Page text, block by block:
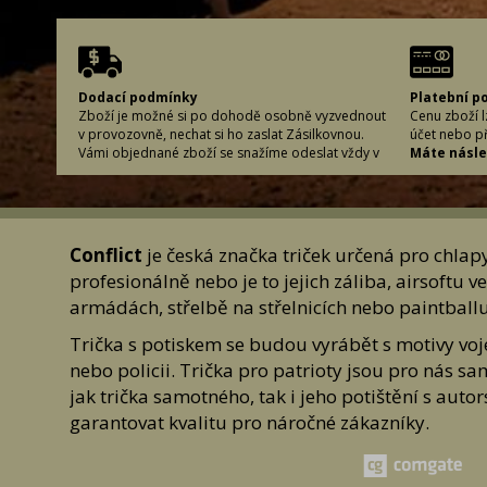
Dodací podmínky
Zboží je možné si po dohodě osobně vyzvednout
v provozovně, nechat si ho zaslat Zásilkovnou.
Vámi objednané zboží se snažíme odeslat vždy v
co nejkratší možné době, aby bylo zboží u Vás
včas. Abychom to mohli zajistit, je důležité, abyste
při vyplňování dodacích údajů řádně vyplnili
špatně adresu či uděláte chybu ve svém příjmení
a zboží nelze doručit.) Proto si, prosím, vyplněné
údaje vždy zkontrolujte, aby se předešlo
případnému zbytečnému zdržení či vrácení Vaší
zásilky.
Jak je uvedeno v záložkách platební podmínky a
dodací lhůty, způsob doručení i jeho cenu volíte
sami. V případě volby platby převodem Vám
zboží zasíláme ihned po připsání částky na náš
Ceny dopravy
Při osobním odběru zaplatíte cenu zboží předem
Platební
Cenu zboží
účet nebo
Máte
objednané
Platba na
Platba
Platba
Hotově
Ceny
Při platbě
počítejte s
dopravné.
Při platbě
cena
Při platbě
účtována
Comgate a.s.
Conflict je česká značka triček určená pro
profesionálně nebo je to jejich záliba, airsoftu
armádách, střelbě na střelnicích nebo
Trička s potiskem se budou vyrábět s motivy
nebo policii. Trička pro patrioty jsou pro nás
jak trička samotného, tak i jeho potištění s
garantovat kvalitu pro náročné zákazníky.